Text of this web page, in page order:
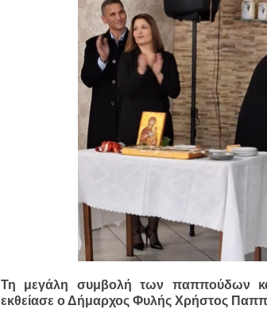
Τη μεγάλη συμβολή των παππούδων
εκθείασε ο Δήμαρχος Φυλής Χρήστος